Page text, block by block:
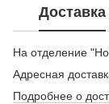
Доставка
На отделение
Адресная
Подробнее о